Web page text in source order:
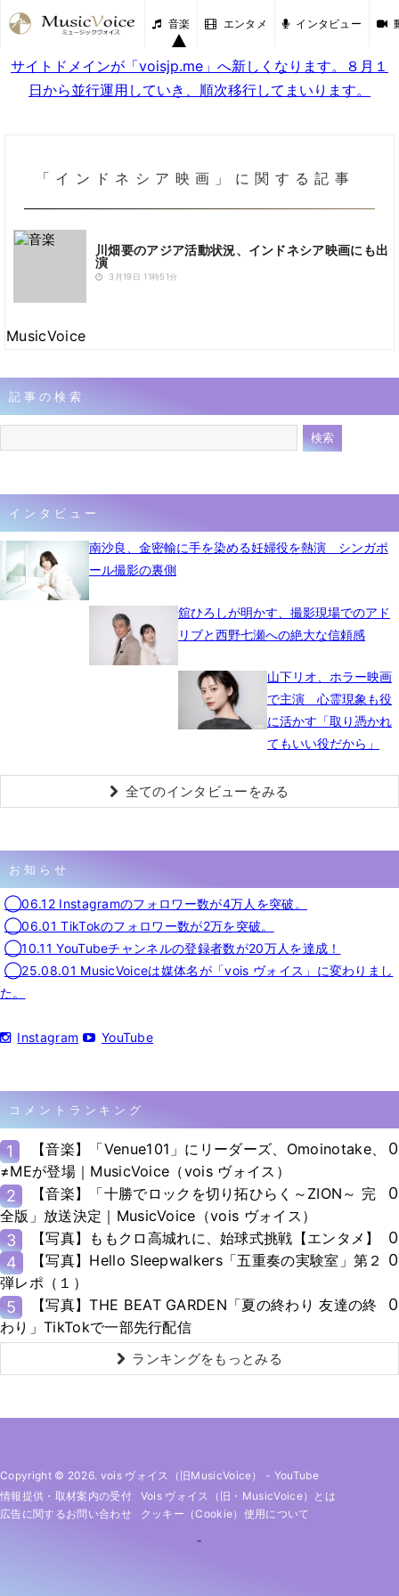
音楽 エンタメ インタビュー
サイトドメインが「voisjp.me」へ新しくなります。８月１
日から並行運用していき、順次移行してまいります。
「インドネシア映画」に関する記事
川畑要のアジア活動状況、インドネシア映画にも出
演
3月19日 11時51分
MusicVoice
記事の検索
インタビュー
南沙良、金密輸に手を染める妊婦役を熱演 シンガポ
ール撮影の裏側
舘ひろしが明かす、撮影現場でのアド
リブと西野七瀬への絶大な信頼感
山下リオ、ホラー映画
で主演 心霊現象も役
に活かす「取り憑かれ
てもいい役だから」
全てのインタビューをみる
お知らせ
◯06.12 Instagramのフォロワー数が4万人を突破。
◯06.01 TikTokのフォロワー数が2万を突破。
◯10.11 YouTubeチャンネルの登録者数が20万人を達成！
◯25.08.01 MusicVoiceは媒体名が「vois ヴォイス」に変わりまし
た。
Instagram YouTube
コメントランキング
1
【音楽】「Venue101」にリーダーズ、Omoinotake、
≠MEが登場｜MusicVoice（vois ヴォイス）
0
2
【音楽】「十勝でロックを切り拓ひらく～ZION～ 完
全版」放送決定｜MusicVoice（vois ヴォイス）
0
3 【写真】ももクロ高城れに、始球式挑戦【エンタメ】
0
4
【写真】Hello Sleepwalkers「五重奏の実験室」第２
弾レポ（１）
0
5
【写真】THE BEAT GARDEN「夏の終わり 友達の終
わり」TikTokで一部先行配信
0
ランキングをもっとみる
Copyright © 2026. vois ヴォイス（旧MusicVoice） - YouTube
情報提供・取材案内の受付
Vois ヴォイス（旧・MusicVoice）とは
広告に関するお問い合わせ
クッキー（cookie）使用について
-